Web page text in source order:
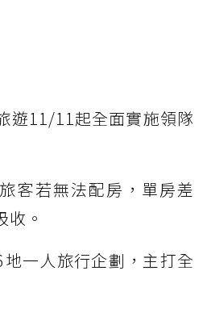
遊11/11起全面實施領隊
客若無法配房，單房差
收。
地一人旅行企劃，主打全